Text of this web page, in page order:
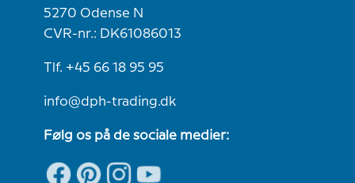
5270 Odense N
CVR-nr.: DK61086013
Tlf. +45 66 18 95 95
info@dph-trading.dk
Følg os på de sociale medier: